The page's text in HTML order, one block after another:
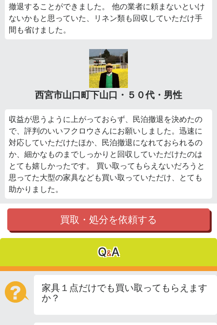
撤退することができました。 他の業者に頼まないといけ
ないかもと思っていた、リネン類も回収していただけ手
間も省けました。
西宮市山口町下山口・５０代・男性
収益が思うように上がっておらず、民泊撤退を決めたの
で、評判のいいフクロウさんにお願いしました。迅速に
対応していただけたほか、民泊撤退になれておられるの
か、細かなものまでしっかりと回収していただけたのは
とても嬉しかったです。 買い取ってもらえないだろうと
思ってた大型の家具なども買い取っていただけ、とても
助かりました。
買取・処分を依頼する
Q&A
家具１点だけでも買い取ってもらえます
か？